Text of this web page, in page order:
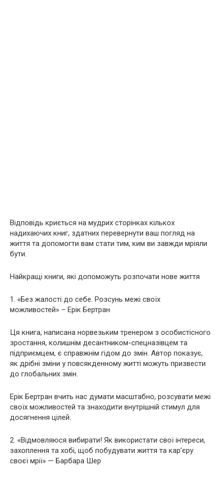
Відповідь криється на мудрих сторінках кількох
надихаючих книг, здатних перевернути ваш погляд на
життя та допомогти вам стати тим, ким ви завжди мріяли
бути.
Найкращі книги, які допоможуть розпочати нове життя
1. «Без жалості до себе. Розсунь межі своїх
можливостей» – Ерік Бертран
Ця книга, написана норвезьким тренером з особистісного
зростання, колишнім десантником-спецназівцем та
підприємцем, є справжнім гідом до змін. Автор показує,
як дрібні зміни у повсякденному житті можуть призвести
до глобальних змін.
Ерік Бертран вчить нас думати масштабно, розсувати межі
своїх можливостей та знаходити внутрішній стимул для
досягнення цілей.
2. «Відмовляюся вибирати! Як використати свої інтереси,
захоплення та хобі, щоб побудувати життя та кар’єру
своєї мрії» — Барбара Шер